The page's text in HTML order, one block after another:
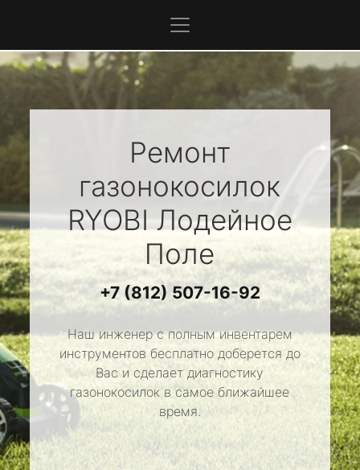
Ремонт
газонокосилок
RYOBI Лодейное
Поле
+7 (812) 507-16-92
Наш инженер с полным инвентарем
инструментов бесплатно доберется до
Вас и сделает диагностику
газонокосилок в самое ближайшее
время.